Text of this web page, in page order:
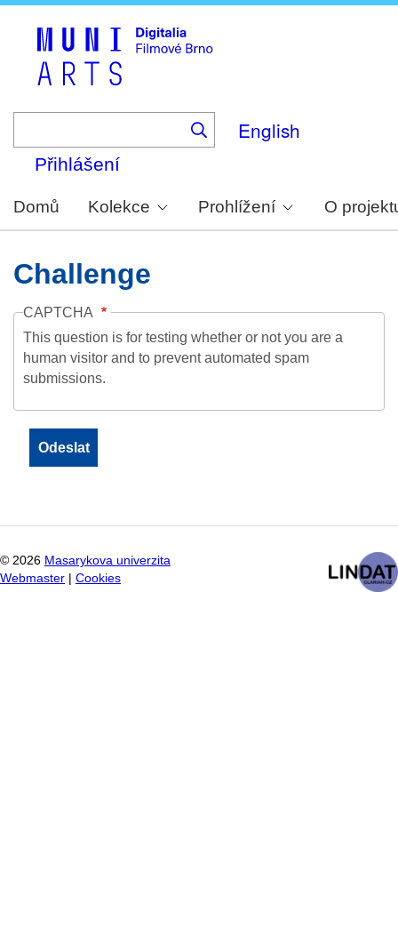
English
Přihlášení
Domů Kolekce Prohlížení O
Challenge
CAPTCHA
This question is for testing whether or not you are a
human visitor and to prevent automated spam
submissions.
© 2026 Masarykova univerzita
Webmaster
Cookies